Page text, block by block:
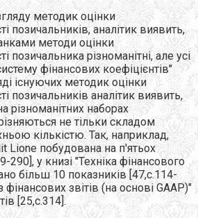
методик оцінки
позичальників, аналітик виявить,
методи оцінки
позичальника різноманітні, але усі
фінансових коефіцієнтів"
існуючих методик оцінки
позичальників аналітик виявить,
різноманітних наборах
не тільки складом
кількістю. Так, наприклад,
Lione побудована на п'ятьох
290], у книзі "Техніка фінансового
більш 10 показників [47,c.114-
фінансових звітів (на основі GAAP)"
[25,с.314].